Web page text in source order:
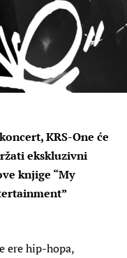
KRS-One će
ekskluzivni
knjige “My
ere hip-hopa,